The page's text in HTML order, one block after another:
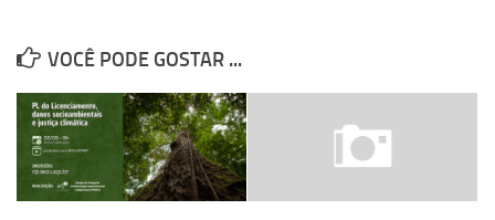
VOCÊ PODE GOSTAR ...